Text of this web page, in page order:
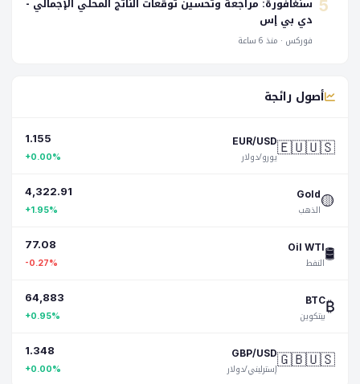
5 سنغافورة: مراجعة وتحسين توقعات الناتج المحلي الإجمالي -
دي بي إس
فوركس · منذ 6 ساعة
أصول رائجة
🇪🇺🇺🇸
EUR/USD
يورو/دولار
1.155
+0.00%
🟡
Gold
الذهب
4,322.91
+1.95%
🛢️
Oil WTI
النفط
77.08
-0.27%
₿
BTC
بيتكوين
64,883
+0.95%
🇬🇧🇺🇸
GBP/USD
إسترليني/دولار
1.348
+0.00%